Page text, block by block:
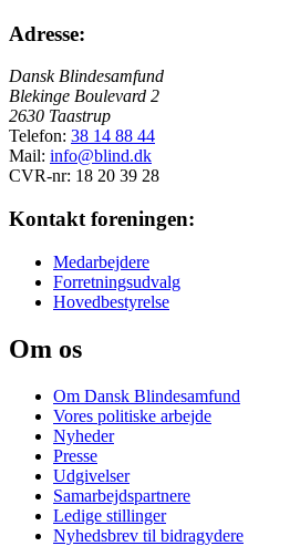
Adresse:
Dansk Blindesamfund
Blekinge Boulevard 2
2630 Taastrup
Telefon: 38 14 88 44
Mail: info@blind.dk
CVR-nr: 18 20 39 28
Kontakt foreningen:
Medarbejdere
Forretningsudvalg
Hovedbestyrelse
Om os
Om Dansk Blindesamfund
Vores politiske arbejde
Nyheder
Presse
Udgivelser
Samarbejdspartnere
Ledige stillinger
Nyhedsbrev til bidragydere